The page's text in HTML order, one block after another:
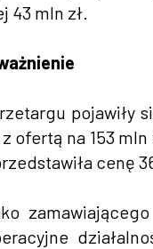
43 mln zł.
pojawiły
ofertą na 153
cenę